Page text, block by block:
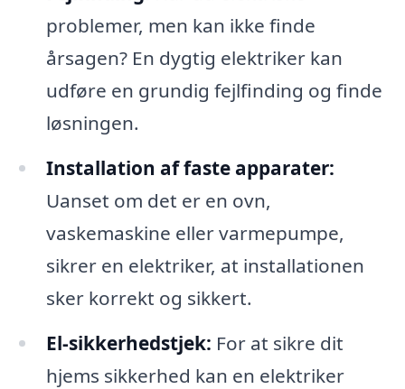
problemer, men kan ikke finde
årsagen? En dygtig elektriker kan
udføre en grundig fejlfinding og finde
løsningen.
Installation af faste apparater:
Uanset om det er en ovn,
vaskemaskine eller varmepumpe,
sikrer en elektriker, at installationen
sker korrekt og sikkert.
El-sikkerhedstjek: For at sikre dit
hjems sikkerhed kan en elektriker